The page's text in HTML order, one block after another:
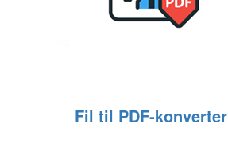
Fil til PDF‑konverter